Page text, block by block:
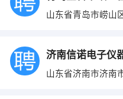
山东省青岛市崂山
山东省济南市济南